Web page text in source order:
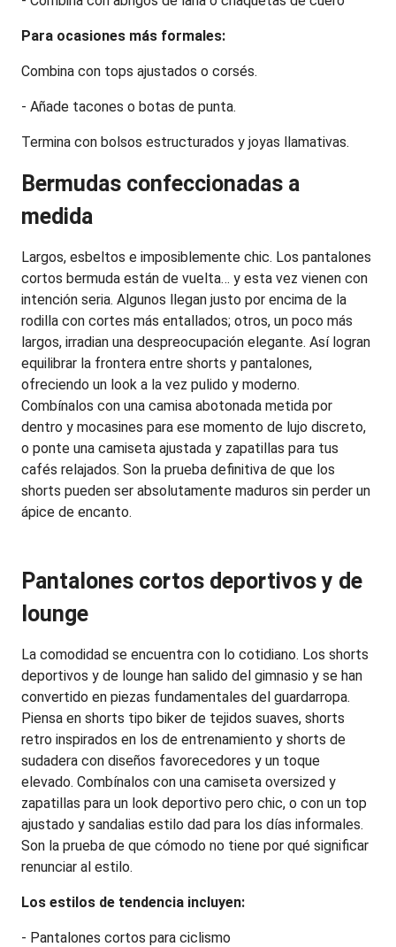
Para ocasiones más formales:
Combina con tops ajustados o corsés.
- Añade tacones o botas de punta.
Termina con bolsos estructurados y joyas llamativas.
Bermudas confeccionadas a
medida
Largos, esbeltos e imposiblemente chic. Los pantalones
cortos bermuda están de vuelta… y esta vez vienen con
intención seria. Algunos llegan justo por encima de la
rodilla con cortes más entallados; otros, un poco más
largos, irradian una despreocupación elegante. Así logran
equilibrar la frontera entre shorts y pantalones,
ofreciendo un look a la vez pulido y moderno.
Combínalos con una camisa abotonada metida por
dentro y mocasines para ese momento de lujo discreto,
o ponte una camiseta ajustada y zapatillas para tus
cafés relajados. Son la prueba definitiva de que los
shorts pueden ser absolutamente maduros sin perder un
ápice de encanto.
Pantalones cortos deportivos y de
lounge
La comodidad se encuentra con lo cotidiano. Los shorts
deportivos y de lounge han salido del gimnasio y se han
convertido en piezas fundamentales del guardarropa.
Piensa en shorts tipo biker de tejidos suaves, shorts
retro inspirados en los de entrenamiento y shorts de
sudadera con diseños favorecedores y un toque
elevado. Combínalos con una camiseta oversized y
zapatillas para un look deportivo pero chic, o con un top
ajustado y sandalias estilo dad para los días informales.
Son la prueba de que cómodo no tiene por qué significar
renunciar al estilo.
Los estilos de tendencia incluyen:
- Pantalones cortos para ciclismo